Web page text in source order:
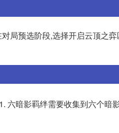
局预选阶段,选择开启云顶之
六暗影羁绊需要收集到六个暗